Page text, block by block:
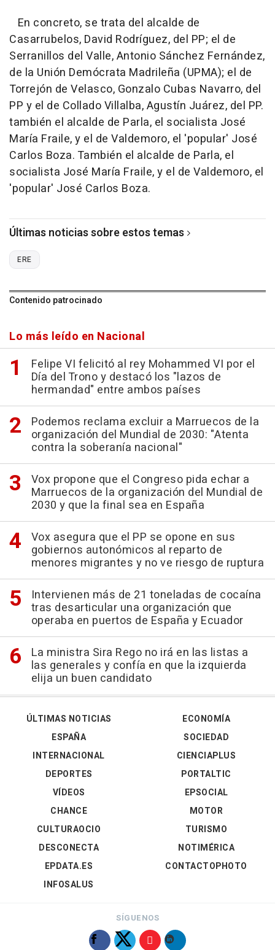
En concreto, se trata del alcalde de
Casarrubelos, David Rodríguez, del PP; el de
Serranillos del Valle, Antonio Sánchez Fernández,
de la Unión Demócrata Madrileña (UPMA); el de
Torrejón de Velasco, Gonzalo Cubas Navarro, del
PP y el de Collado Villalba, Agustín Juárez, del PP.
también el alcalde de Parla, el socialista José
María Fraile, y el de Valdemoro, el 'popular' José
Carlos Boza. También el alcalde de Parla, el
socialista José María Fraile, y el de Valdemoro, el
'popular' José Carlos Boza.
Últimas noticias sobre estos temas
ERE
Contenido patrocinado
Lo más leído en Nacional
Felipe VI felicitó al rey Mohammed VI por el
Día del Trono y destacó los "lazos de
hermandad" entre ambos países
Podemos reclama excluir a Marruecos de la
organización del Mundial de 2030: "Atenta
contra la soberanía nacional"
Vox propone que el Congreso pida echar a
Marruecos de la organización del Mundial de
2030 y que la final sea en España
Vox asegura que el PP se opone en sus
gobiernos autonómicos al reparto de
menores migrantes y no ve riesgo de ruptura
Intervienen más de 21 toneladas de cocaína
tras desarticular una organización que
operaba en puertos de España y Ecuador
La ministra Sira Rego no irá en las listas a
las generales y confía en que la izquierda
elija un buen candidato
ÚLTIMAS NOTICIAS
ESPAÑA
INTERNACIONAL
DEPORTES
VÍDEOS
ECONOMÍA
SOCIEDAD
CIENCIAPLUS
PORTALTIC
EPSOCIAL
CHANCE
CULTURAOCIO
DESCONECTA
EPDATA.ES
INFOSALUS
MOTOR
TURISMO
NOTIMÉRICA
CONTACTOPHOTO
SÍGUENOS